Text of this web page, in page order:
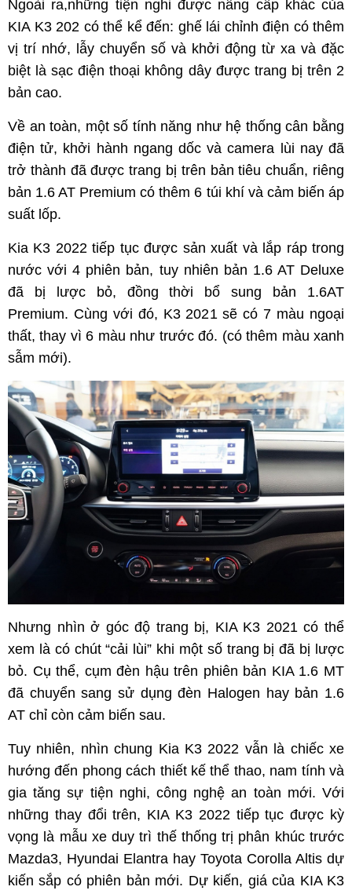
Ngoài ra,những tiện nghi được nâng cấp khác của
KIA K3 202 có thể kể đến: ghế lái chỉnh điện có thêm
vị trí nhớ, lẫy chuyển số và khởi động từ xa và đặc
biệt là sạc điện thoại không dây được trang bị trên 2
bản cao.
Về an toàn, một số tính năng như hệ thống cân bằng
điện tử, khởi hành ngang dốc và camera lùi nay đã
trở thành đã được trang bị trên bản tiêu chuẩn, riêng
bản 1.6 AT Premium có thêm 6 túi khí và cảm biến áp
suất lốp.
Kia K3 2022 tiếp tục được sản xuất và lắp ráp trong
nước với 4 phiên bản, tuy nhiên bản 1.6 AT Deluxe
đã bị lược bỏ, đồng thời bổ sung bản 1.6AT
Premium. Cùng với đó, K3 2021 sẽ có 7 màu ngoại
thất, thay vì 6 màu như trước đó. (có thêm màu xanh
sẫm mới).
Nhưng nhìn ở góc độ trang bị, KIA K3 2021 có thể
xem là có chút “cải lùi” khi một số trang bị đã bị lược
bỏ. Cụ thể, cụm đèn hậu trên phiên bản KIA 1.6 MT
đã chuyển sang sử dụng đèn Halogen hay bản 1.6
AT chỉ còn cảm biến sau.
Tuy nhiên, nhìn chung Kia K3 2022 vẫn là chiếc xe
hướng đến phong cách thiết kế thể thao, nam tính và
gia tăng sự tiện nghi, công nghệ an toàn mới. Với
những thay đổi trên, KIA K3 2022 tiếp tục được kỳ
vọng là mẫu xe duy trì thế thống trị phân khúc trước
Mazda3, Hyundai Elantra hay Toyota Corolla Altis dự
kiến sắp có phiên bản mới. Dự kiến, giá của KIA K3